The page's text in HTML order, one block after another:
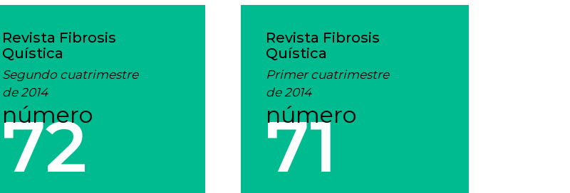
Revista Fibrosis
Quística
Segundo cuatrimestre
de 2014
número
72
Revista Fibrosis
Quística
Primer cuatrimestre
de 2014
número
71